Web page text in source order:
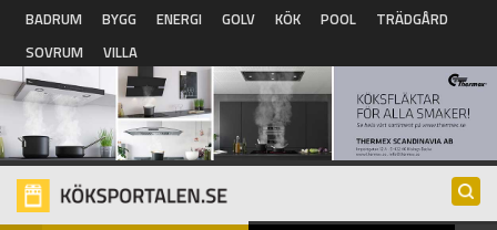
Hoppa till huvudinnehåll
BADRUM BYGG ENERGI GOLV KÖK POOL
TRÄDGÅRD
SOVRUM
VILLA